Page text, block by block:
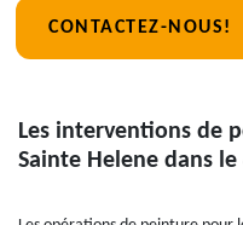
CONTACTEZ-NOUS!
Les interventions de
Sainte Helene dans